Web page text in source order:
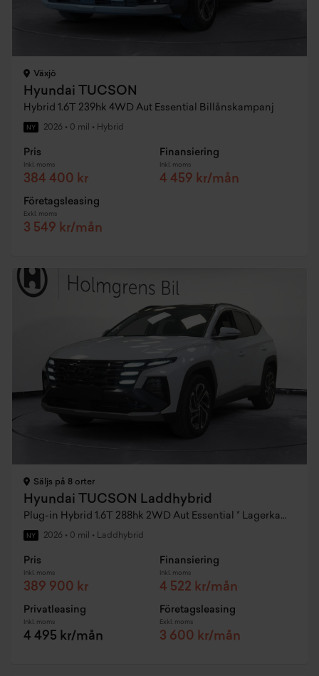
Växjö
Hyundai TUCSON
Hybrid 1.6T 239hk 4WD Aut Essential Billånskampanj
NY 2026 • 0 mil • Hybrid
Pris
Inkl. moms
384 400 kr
Finansiering
Inkl. moms
4 459 kr/mån
Företagsleasing
Exkl. moms
3 549 kr/mån
Säljs på 8 orter
Hyundai TUCSON Laddhybrid
Plug-in Hybrid 1.6T 288hk 2WD Aut Essential * Lagerkampanj MY26
NY 2026 • 0 mil • Laddhybrid
Pris
Inkl. moms
389 900 kr
Finansiering
Inkl. moms
4 522 kr/mån
Privatleasing
Inkl. moms
4 495 kr/mån
Företagsleasing
Exkl. moms
3 600 kr/mån